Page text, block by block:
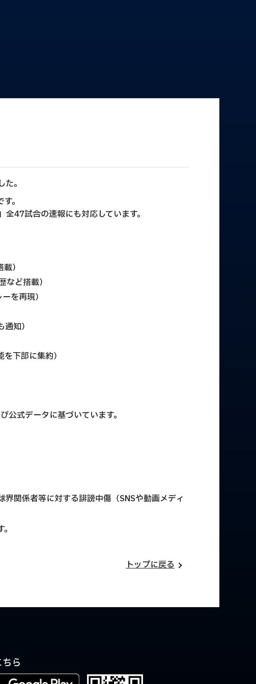
。
。
47試合の速報にも対応しています。
）
ど搭載）
を再現）
知）
下部に集約）
式データに基づいています。
関係者等に対する誹謗中傷（SNSや動画メディ
トップに戻る
ら